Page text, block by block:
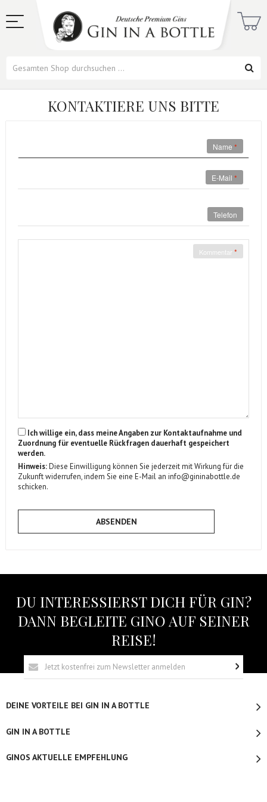
KONTAKTIERE UNS BITTE
Name
E-Mail
Telefon
Kommentar
Ich willige ein, dass meine Angaben zur Kontaktaufnahme und
Zuordnung für eventuelle Rückfragen dauerhaft gespeichert
werden.
Hinweis:Diese Einwilligung können Sie jederzeit mit Wirkung für die
Zukunft widerrufen, indem Sie eine E-Mail an info@gininabottle.de
schicken.
ABSENDEN
DU INTERESSIERST DICH FÜR GIN?
DANN BEGLEITE GINO AUF SEINER
REISE!
DEINE VORTEILE BEI GIN IN A BOTTLE
GIN IN A BOTTLE
GINOS AKTUELLE EMPFEHLUNG